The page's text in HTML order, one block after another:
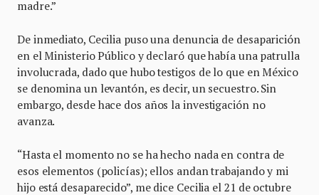
madre.”
De inmediato, Cecilia puso una denuncia de desaparición
en el Ministerio Público y declaró que había una patrulla
involucrada, dado que hubo testigos de lo que en México
se denomina un levantón, es decir, un secuestro. Sin
embargo, desde hace dos años la investigación no
avanza.
“Hasta el momento no se ha hecho nada en contra de
esos elementos (policías); ellos andan trabajando y mi
hijo está desaparecido”, me dice Cecilia el 21 de octubre